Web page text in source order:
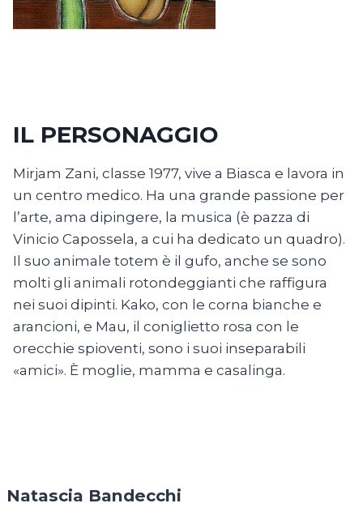
IL PERSONAGGIO
Mirjam Zani, classe 1977, vive a Biasca e lavora in
un centro medico. Ha una grande passione per
l’arte, ama dipingere, la musica (è pazza di
Vinicio Capossela, a cui ha dedicato un quadro).
Il suo animale totem è il gufo, anche se sono
molti gli animali rotondeggianti che raffigura
nei suoi dipinti. Kako, con le corna bianche e
arancioni, e Mau, il coniglietto rosa con le
orecchie spioventi, sono i suoi inseparabili
«amici». È moglie, mamma e casalinga.
Natascia Bandecchi